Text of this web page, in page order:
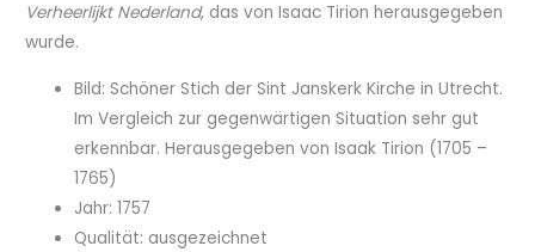
Verheerlijkt Nederland, das von Isaac Tirion herausgegeben
wurde.
Bild: Schöner Stich der Sint Janskerk Kirche in Utrecht.
Im Vergleich zur gegenwärtigen Situation sehr gut
erkennbar. Herausgegeben von Isaak Tirion (1705 –
1765)
Jahr: 1757
Qualität: ausgezeichnet